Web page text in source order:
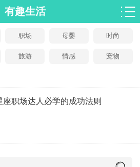
有趣生活
职场 母婴 时尚
旅游 情感 宠物
座职场达人必学的成功法则